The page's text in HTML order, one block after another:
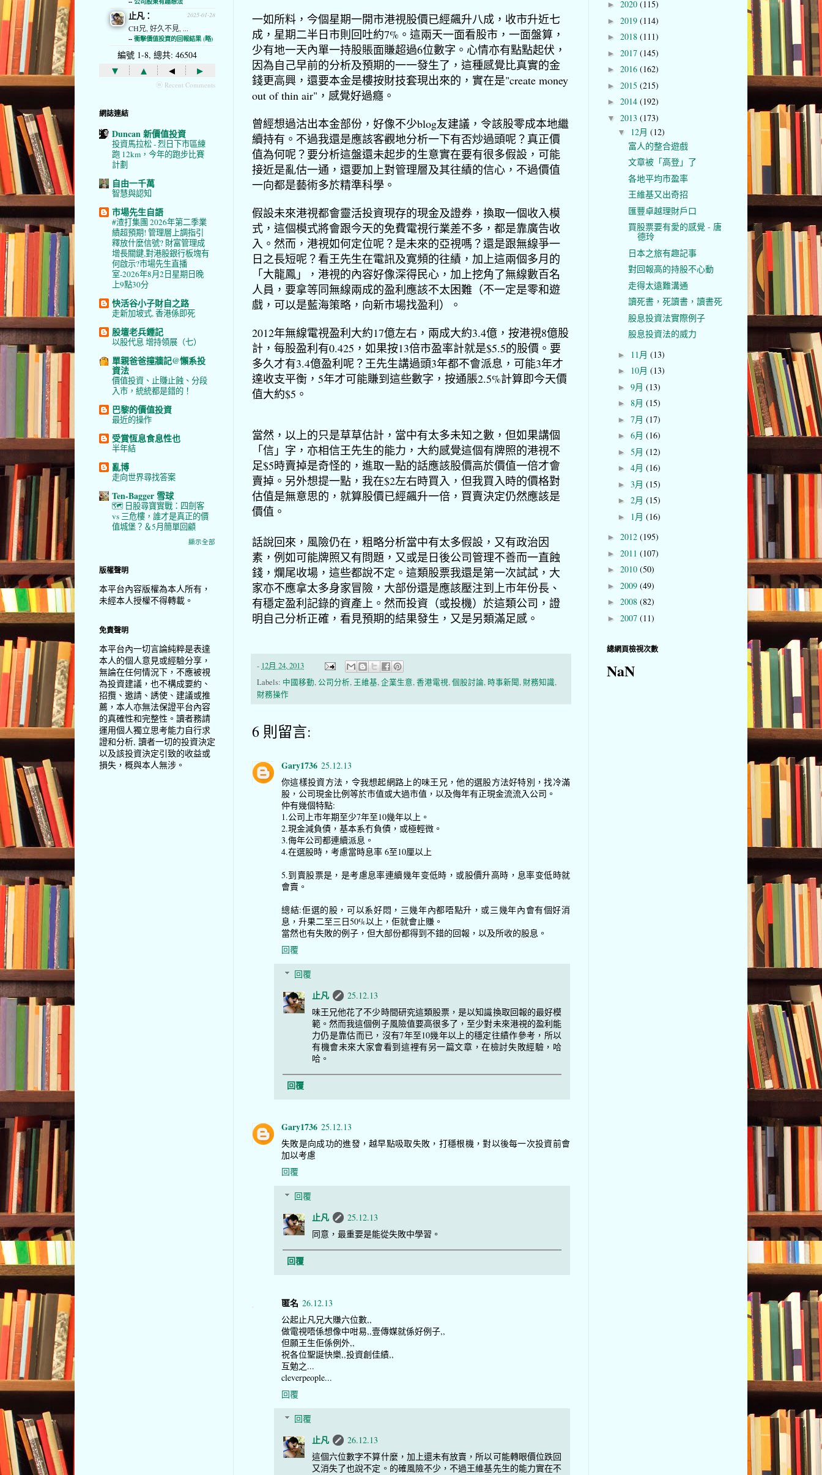
一如所料，今個星期一開市港視股價已經飆升八成，收市升近七
成，星期二半日市則回吐約7%。這兩天一面看股市，一面盤算，
少有地一天內單一持股賬面賺超過6位數字。 心情亦有點點起伏，
因為自己早前的分析及預期的一一發生了，這種感覺比真實的金
錢更高興，還要本金是樓按財技套現出來的，實在是"create money
out of thin air"，感覺好過癮。
曾經想過沽出本金部份，好像不少blog友建議，令該股零成本地繼
續持有。不過我還是應該客觀地分析一下有否炒過頭呢？真正價
值為何呢？要分析這盤還未起步的生意實在要有很多假設，可能
接近是亂估一通，還要加上對管理層及其往績的信心，不過價值
一向都是藝術多於精準科學。
假設未來港視都會靈活投資現存的現金及證券，換取一個收入模
式，這個模式將會跟今天的免費電視行業差不多，都是靠廣告收
入。然而，港視如何定位呢？是未來的亞視嗎？還是跟無線爭一
日之長短呢？看王先生在電訊及寛頻的往績，加上這兩個多月的
「大龍鳳」，港視的內容好像深得民心，加上挖角了無線數百名
人員，要拿等同無線兩成的盈利應該不太困難 （不一定是零和遊
戲，可以是藍海策略，向新市場找盈利）。
2012年無線電視盈利大約17億左右，兩成大約3.4億，按港視8億股
計，每股盈利有0.425，如果按13倍市盈率計就是$5.5的股價。要
多久才有3.4億盈利呢？王先生講過頭3年都不會派息，可能3年才
達收支平衡，5年才可能賺到這些數字，按通脹2.5%計算即今天價
值大約$5。
當然，以上的只是草草估計，當中有太多未知之數，但如果講個
「信」字，亦相信王先生的能力，大約感覺這個有牌照的港視不
足$5時賣掉是奇怪的，進取一點的話應該股價高於價值一倍才會
賣掉。另外想提一點，我在$2左右時買入，但我買入時的價格對
估值是無意思的，就算股價已經飆升一倍，買賣決定仍然應該是
價值。
話說回來，風險仍在，粗略分析當中有太多假設，又有政治因
素，例如可能牌照又有問題，又或是日後公司管理不善而一直蝕
錢，爛尾收場，這些都說不定。這類股票我還是第一次試試，大
家亦不應拿太多身家冒險，大部份還是應該壓注到上市年份長、
有穩定盈利記錄的資產上。然而投資（或投機）於這類公司，證
明自己分析正確，看見預期的結果發生，又是另類滿足感。
- 12月 24, 2013
Labels: 中國移動, 公司分析, 王維基,企業生意,香港電視,個股討論, 時事新聞, 財務知識,
財務操作
6 則留言:
Gary1736 25.12.13
你這樣投資方法，令我想起網路上的味王兄，他的選股方法好特別，找冷滿
股，公司現金比例等於市值或大過市值，以及侮年有正現金流流入公司。
仲有幾個特點:
1.公司上市年期至少7年至10幾年以上。
2.現金減負債，基本系冇負債，或極輕微。
3.侮年公司都連續派息。
4.在選股時，考慮當時息率 6至10厘以上
5.到賣股票是，是考慮息率連續幾年变低時，或股價升高時，息率变低時就
會賣。
總結:佢選的股，可以系好悶，三幾年內都唔點升，或三幾年內會有個好消
息，升果二至三日50%以上，佢就會止賺。
當然也有失敗的例子，但大部份都得到不錯的回報，以及所收的股息。
回覆
回覆
止凡
25.12.13
味王兄他花了不少時間研究這類股票，是以知識換取回報的最好模
範。然而我這個例子風險值要高很多了，至少對未來港視的盈利能
力仍是靠估而已，沒有7年至10幾年以上的穩定往績作參考，所以
有機會未來大家會看到這裡有另一篇文章，在檢討失敗經驗，哈
哈。
回覆
Gary1736 25.12.13
失敗是向成功的進發，越早點吸取失敗，打穩根機，對以後每一次投資前會
加以考慮
回覆
回覆
止凡
25.12.13
同意，最重要是能從失敗中學習。
回覆
匿名 26.12.13
公起止凡兄大賺六位數,,
做電視唔係想像中咁易,,壹傳媒就係好例子,,
但願王生佢係例外,,
祝各位聖誕快樂,,投資創佳績,,
互勉之...
cleverpeople...
回覆
回覆
止凡
26.12.13
這個六位數字不算什麼，加上還未有放賣，所以可能轉眼價位跌回
又消失了也說不定。的確風險不少，不過王維基先生的能力實在不
2025-01-28
止凡：
CH兄, 好久不見, ...
-- 衝擊價值投資的回報結果 (略)
編號 1-8, 總共: 46504
▾ ▴ ◂ ▸
ⓦ Recent Comments
網誌連結
Duncan 新價值投資
投資馬拉松 - 烈日下市區練
跑 12km，今年的跑步比賽
計劃
自由一千萬
智慧與認知
市場先生自語
#渣打集團 2026年第二季業
績超預期! 管理層上調指引
釋放什麼信號? 財富管理成
增長關鍵,對港股銀行板塊有
何啟示?市場先生直播
室-2026年8月2日星期日晚
上9點30分
快活谷小子財自之路
走新加坡式, 香港係即死
股壇老兵鍾記
以股代息 增持領展（七）
單親爸爸撞牆記@懶系投
資法
價值投資、止賺止蝕、分段
入市，統統都是錯的！
巴黎的價值投資
最近的操作
受賞恆息食息性也
半年結
亂博
走向世界尋找答案
Ten-Bagger 雪球
🗺️ 日股尋寶實戰：四劍客
vs 三危樓，誰才是真正的價
值城堡？＆5月簡單回顧
顯示全部
版權聲明
本平台內容版權為本人所有，
未經本人授權不得轉載。
免責聲明
本平台內一切言論純粹是表達
本人的個人意見或經驗分享，
無論在任何情況下，不應被視
為投資建議，也不構成要約、
招攬、邀請、誘使、建議或推
薦，本人亦無法保證平台內容
的真確性和完整性。讀者務請
運用個人獨立思考能力自行求
證和分析, 讀者一切的投資決定
以及該投資決定引致的收益或
損失，概與本人無涉。
► 2020 (115)
► 2019 (114)
► 2018 (111)
► 2017 (145)
► 2016 (162)
► 2015 (215)
► 2014 (192)
▼ 2013 (173)
▼ 12月 (12)
富人的整合遊戲
文章被「高登」了
各地平均市盈率
王維基又出奇招
匯豐卓越理財戶口
買股票要有愛的感覺 - 唐
德玲
日本之旅有趣記事
對回報高的持股不心動
走得太遠難溝通
讀死書，死讀書，讀書死
股息投資法實際例子
股息投資法的威力
► 11月 (13)
► 10月 (13)
► 9月 (13)
► 8月 (15)
► 7月 (17)
► 6月 (16)
► 5月 (12)
► 4月 (16)
► 3月 (15)
► 2月 (15)
► 1月 (16)
► 2012 (195)
► 2011 (107)
► 2010 (50)
► 2009 (49)
► 2008 (82)
► 2007 (11)
總網頁檢視次數
NaN